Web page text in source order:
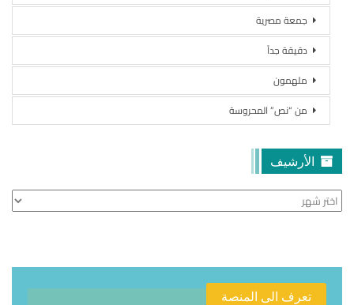
جمعة مصرية
دقيقة جداً
ملهمون
من “نص” المحروسة
الأرشيف
الأرشيف
تعرف الى المنصة